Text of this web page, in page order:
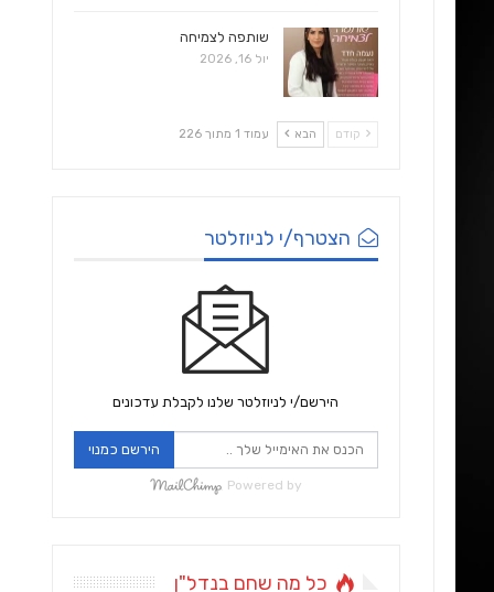
שותפה לצמיחה
יול 16, 2026
קודם הבא עמוד 1 מתוך 226
הצטרף/י לניוזלטר
הירשם/י לניוזלטר שלנו לקבלת עדכונים
הירשם כמנוי
Powered by
כל מה שחם בנדל"ן